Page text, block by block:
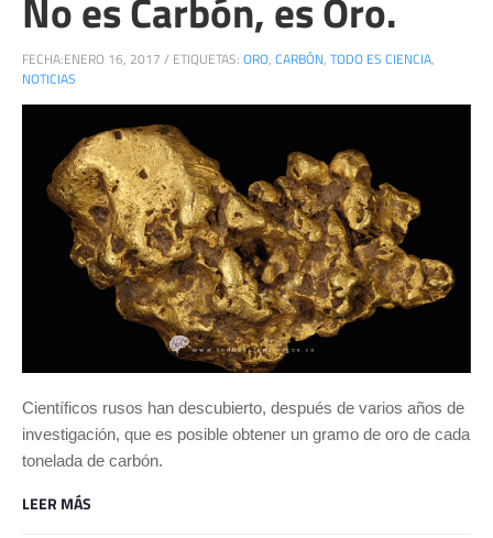
FECHA:ENERO 16, 2017 / ETIQUETAS: ORO, CARBÓN, TODO ES CIENCIA,
NOTICIAS
Científicos rusos han descubierto, después de varios años de
investigación, que es posible obtener un gramo de oro de cada
tonelada de carbón.
LEER MÁS